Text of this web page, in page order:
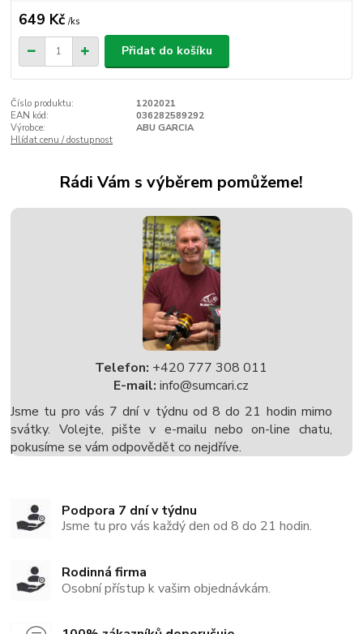
649 Kč /ks
Přidat do košíku
Číslo produktu:
1202021
EAN kód:
036282589292
Výrobce:
ABU GARCIA
Hlídat cenu / dostupnost
Rádi Vám s výběrem pomůžeme!
Telefon: +420 777 308 011
E-mail: info@sumcari.cz
Jsme tu pro vás 7 dní v týdnu od 8 do 21 hodin mimo
svátky. Volejte, pište v e-mailu nebo on-line chatu,
pokusíme se vám odpovědět co nejdříve.
Podpora 7 dní v týdnu
Jsme tu pro vás každý den od 8 do 21 hodin.
Rodinná firma
Osobní přístup k vašim objednávkám.